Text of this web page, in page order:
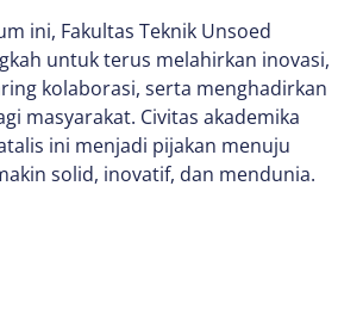
ini, Fakultas Teknik Unsoed
untuk terus melahirkan inovasi,
kolaborasi, serta menghadirkan
masyarakat. Civitas akademika
ini menjadi pijakan menuju
solid, inovatif, dan mendunia.